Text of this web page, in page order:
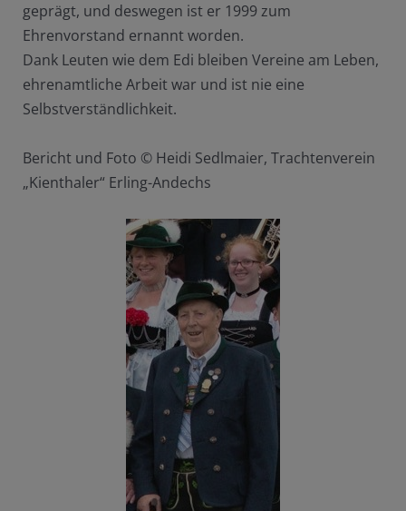
geprägt, und deswegen ist er 1999 zum
Ehrenvorstand ernannt worden.
Dank Leuten wie dem Edi bleiben Vereine am Leben,
ehrenamtliche Arbeit war und ist nie eine
Selbstverständlichkeit.
Bericht und Foto © Heidi Sedlmaier, Trachtenverein
„Kienthaler“ Erling-Andechs